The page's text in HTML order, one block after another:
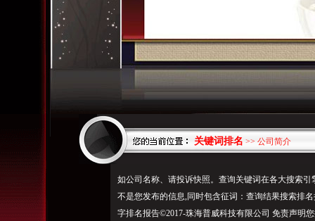
关键词排名 >> 公司简介
如公司名称、请投诉快照。查询关键词在各大搜索
不是您发布的信息,同时包含征词：查询结果搜索排
字排名报告©2017-珠海普威科技有限公司 免责声明